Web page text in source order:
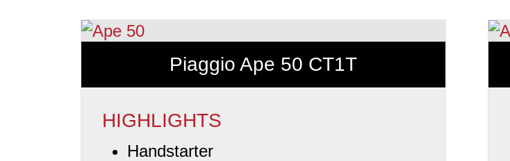
Piaggio Ape 50 CT1T
HIGHLIGHTS
Handstarter